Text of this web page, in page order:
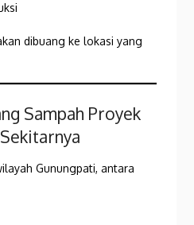
dibuang ke lokasi yang
Sampah Proyek
Gunungpati, antara